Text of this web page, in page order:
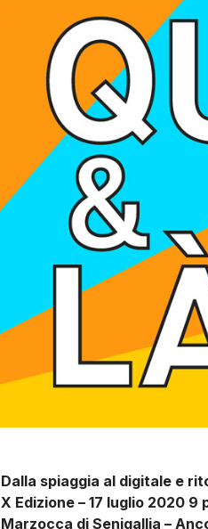
Dalla spiaggia al digitale e
X Edizione – 17 luglio 2020 9
Marzocca di Senigallia –